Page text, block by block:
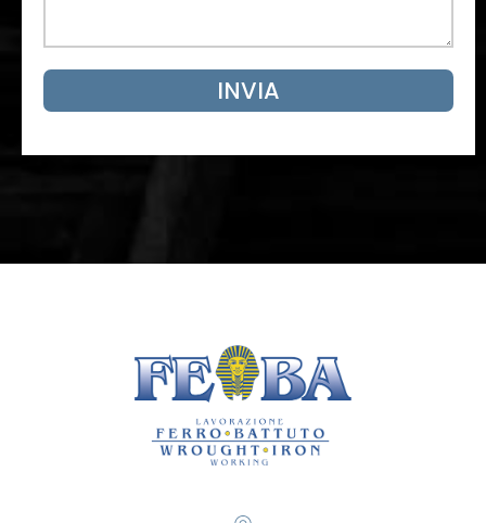
INVIA